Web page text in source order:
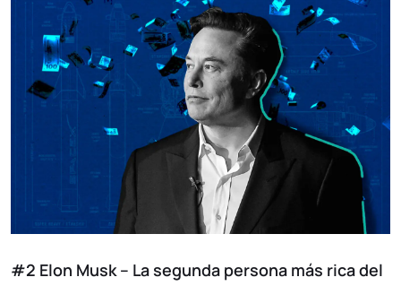
#2 Elon Musk – La segunda persona más rica del